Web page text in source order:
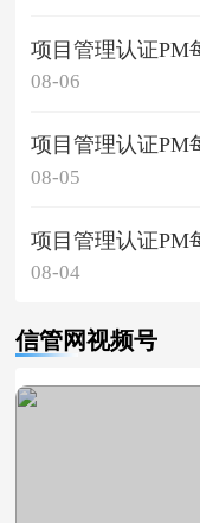
项目管理认证PM
08-06
项目管理认证PM
08-05
项目管理认证PM
08-04
信管网视频号